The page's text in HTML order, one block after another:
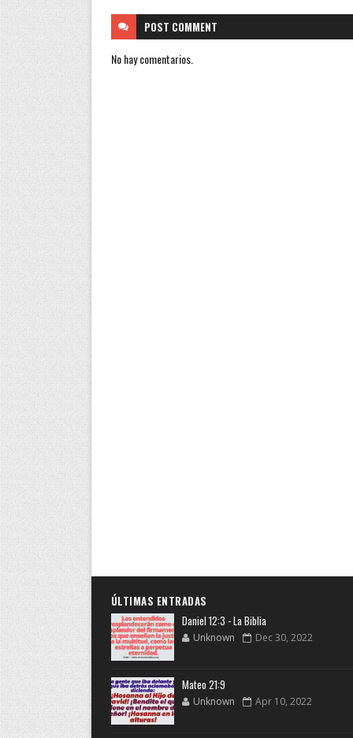
POST COMMENT
No hay comentarios.
ÚLTIMAS ENTRADAS
Daniel 12:3 - La Biblia
Unknown Dec 30, 2022
Mateo 21:9
Unknown Apr 10, 2022